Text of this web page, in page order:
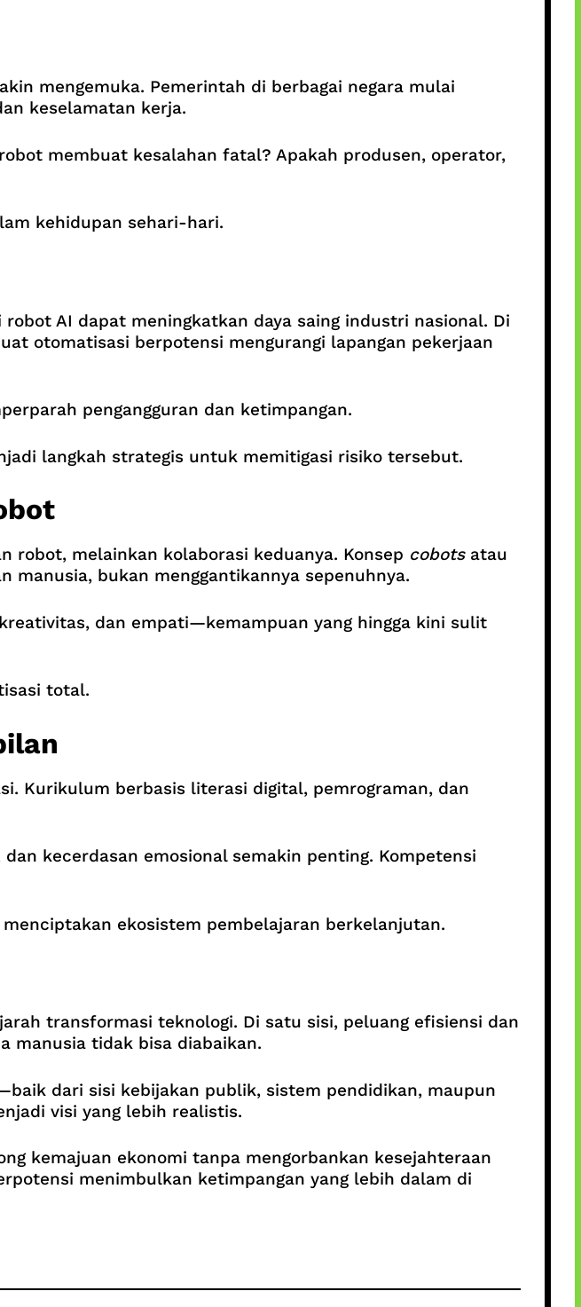
mengemuka. Pemerintah di berbagai negara mulai
keselamatan kerja.
membuat kesalahan fatal? Apakah produsen, operator,
kehidupan sehari-hari.
AI dapat meningkatkan daya saing industri nasional. Di
otomatisasi berpotensi mengurangi lapangan pekerjaan
pengangguran dan ketimpangan.
langkah strategis untuk memitigasi risiko tersebut.
robot, melainkan kolaborasi keduanya. Konsep cobotsatau
bukan menggantikannya sepenuhnya.
dan empati—kemampuan yang hingga kini sulit
total.
Kurikulum berbasis literasi digital, pemrograman, dan
kecerdasan emosional semakin penting. Kompetensi
ekosistem pembelajaran berkelanjutan.
transformasi teknologi. Di satu sisi, peluang efisiensi dan
manusia tidak bisa diabaikan.
dari sisi kebijakan publik, sistem pendidikan, maupun
visi yang lebih realistis.
kemajuan ekonomi tanpa mengorbankan kesejahteraan
menimbulkan ketimpangan yang lebih dalam di